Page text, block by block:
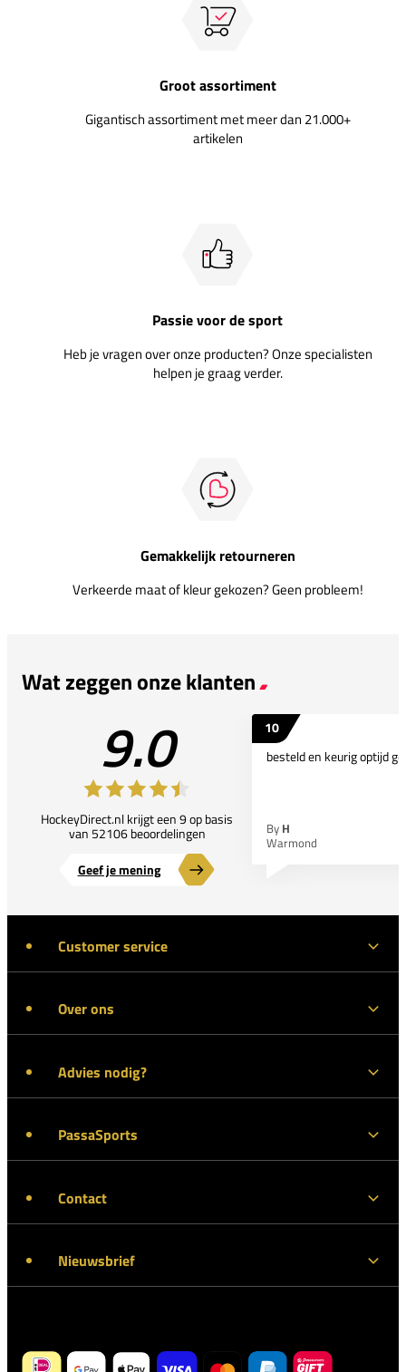
Groot assortiment
Gigantisch assortiment met meer dan 21.000+
artikelen
Passie voor de sport
Heb je vragen over onze producten? Onze specialisten
helpen je graag verder.
Gemakkelijk retourneren
Verkeerde maat of kleur gekozen? Geen probleem!
Wat zeggen onze klanten
9.0
HockeyDirect.nl krijgt een 9 op basis
van 52106 beoordelingen
Geef je mening
10
besteld en keurig optijd
By H
Warmond
Customer service
Over ons
Advies nodig?
PassaSports
Contact
Nieuwsbrief